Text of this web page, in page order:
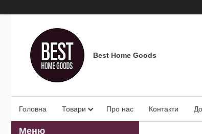
Best Home Goods
Головна Товари Про нас Контакти